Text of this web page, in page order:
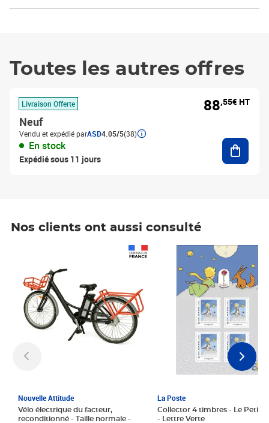
Toutes les autres offres
Livraison Offerte
Neuf
Vendu et expédié parASD4.05/5(38)
En stock
Expédié sous 11 jours
88,55€ HT
Nos clients ont aussi consulté
Nouvelle Attitude
Vélo électrique du facteur,
reconditionné - Taille normale -
La Poste
Collector 4 timbres - Le Petit
- Lettre Verte
Prix 6,25€ HT